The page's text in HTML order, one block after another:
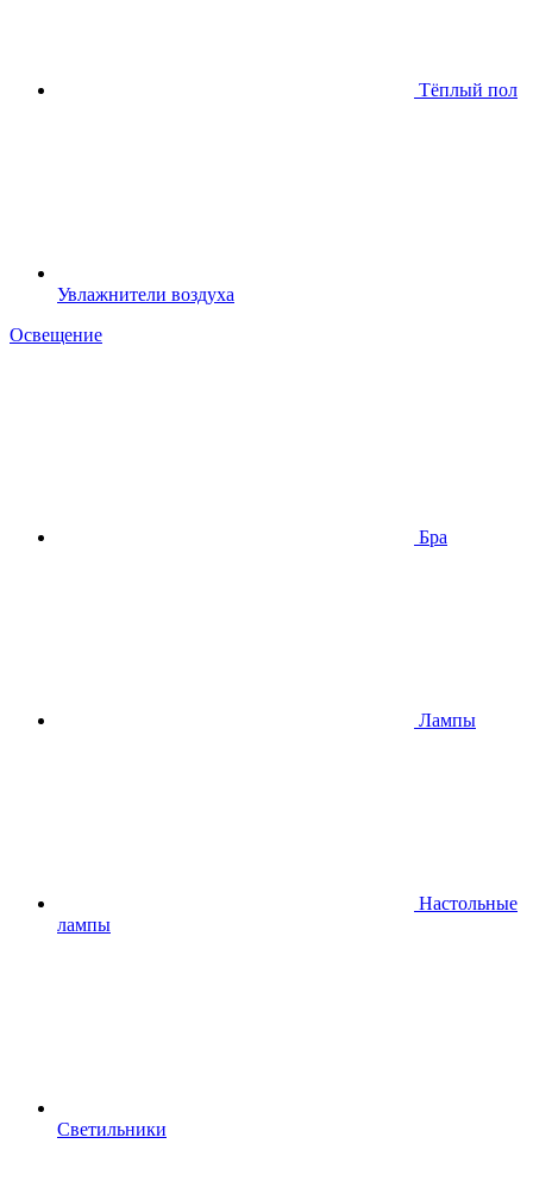
Тёплый пол
Увлажнители воздуха
Освещение
Бра
Лампы
Настольные
лампы
Светильники